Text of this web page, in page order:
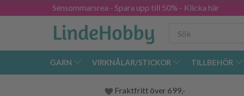
Sensommarsrea - Spara upp till 50% - Klicka här
GARN VIRKNÅLAR/STICKOR TILLBEHÖR
Fraktfritt över 699,-